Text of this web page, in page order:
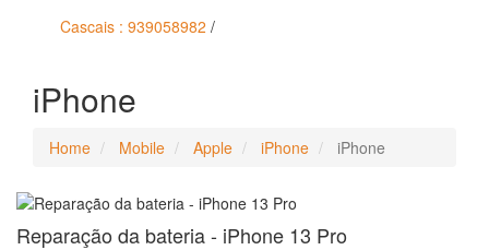
Cascais : 939058982 /
iPhone
Home Mobile Apple iPhone iPhone
Reparação da bateria - iPhone 13 Pro